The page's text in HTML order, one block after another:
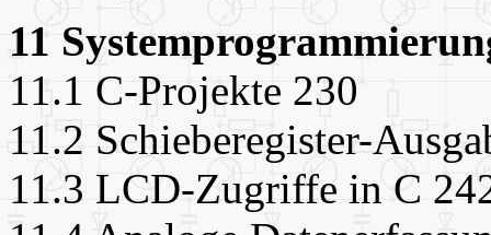
11
11.1 C-Projekte 230
11.2 Schieberegister-
11.3 LCD-Zugriffe in C